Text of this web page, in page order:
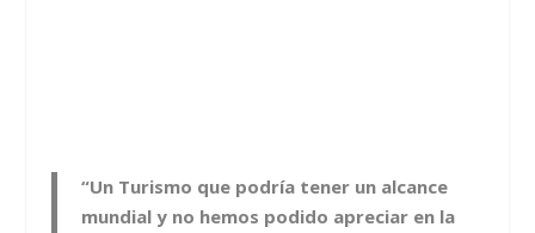
“Un Turismo que podría tener un alcance
mundial y no hemos podido apreciar en la